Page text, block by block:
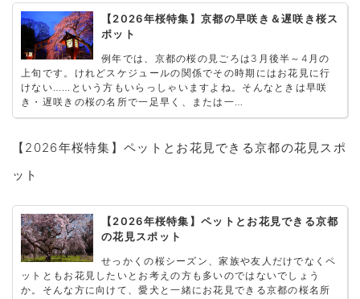
【2026年桜特集】京都の早咲き＆遅咲き桜ス
ポット
例年では、京都の桜の見ごろは3月後半～4月の
上旬です。けれどスケジュールの関係でその時期にはお花見に行
けない……という方もいらっしゃいますよね。そんなときは早咲
き・遅咲きの桜の名所で一足早く、または一…
【2026年桜特集】ペットとお花見できる京都の花見スポ
ット
【2026年桜特集】ペットとお花見できる京都
の花見スポット
せっかくの桜シーズン、家族や友人だけでなくペ
ットともお花見したいとお考えの方も多いのではないでしょう
か。そんな方に向けて、愛犬と一緒にお花見できる京都の桜名所